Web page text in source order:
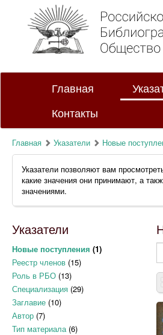
Главная
Контакты
Главная Указатели Новые
Указатели позволяют вам
какие значения они принимают, а
значениями.
Указатели
Новые поступления (1)
Реестр членов (15)
Роль в РБО (13)
Специализация (29)
Заглавие (10)
Автор (7)
Тип материала(6)